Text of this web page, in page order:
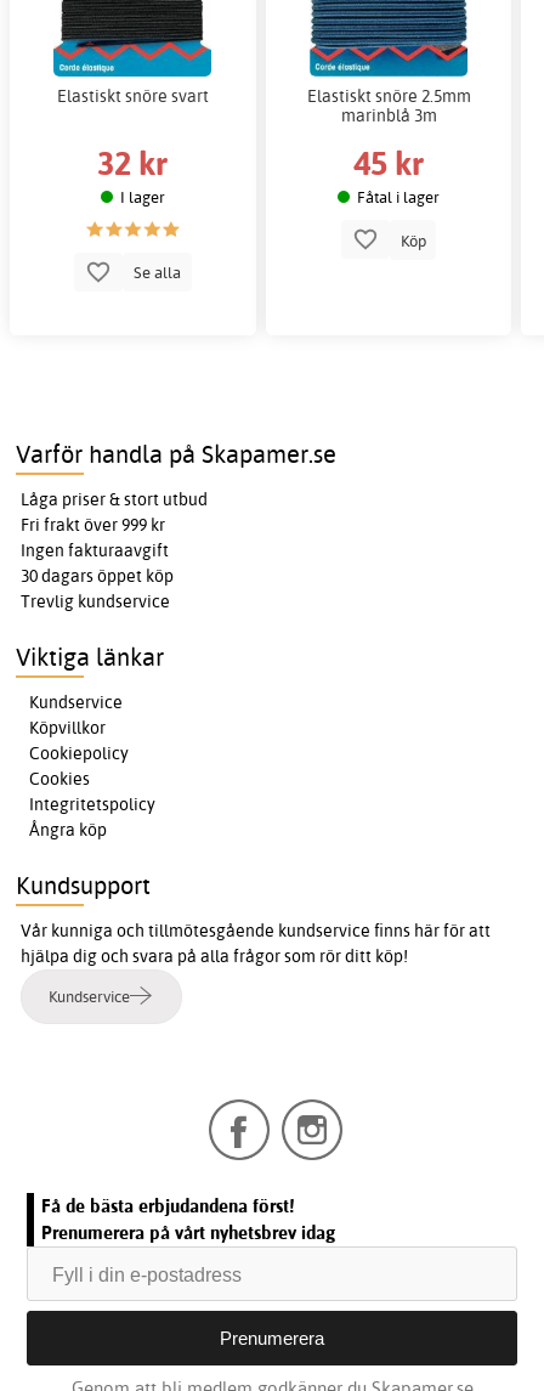
Elastiskt snöre svart
32 kr
I lager
Se alla
Elastiskt snöre 2.5mm
marinblå 3m
45 kr
Fåtal i lager
Köp
Varför handla på Skapamer.se
Låga priser & stort utbud
Fri frakt över 999 kr
Ingen fakturaavgift
30 dagars öppet köp
Trevlig kundservice
Viktiga länkar
Kundservice
Köpvillkor
Cookiepolicy
Cookies
Integritetspolicy
Ångra köp
Kundsupport
Vår kunniga och tillmötesgående kundservice finns här för att
hjälpa dig och svara på alla frågor som rör ditt köp!
Kundservice
Få de bästa erbjudandena först!
Prenumerera på vårt nyhetsbrev idag